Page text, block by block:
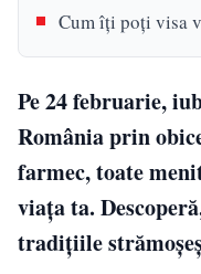
Cum îți poți visa
Pe 24 februarie,
România prin
farmec, toate
viața ta.
tradițiile